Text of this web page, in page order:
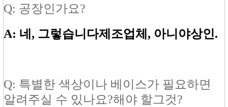
Q: 공장인가요?
A: 네, 그렇습니다제조업체 , 아니야상인.
Q: 특별한 색상이나 베이스가 필요하면
알려주실 수 있나요?해야 할그것?